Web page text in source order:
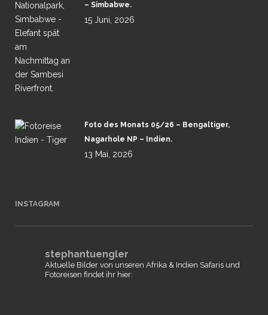
– Simbabwe.
15 Juni, 2026
Foto des Monats 05/26 – Bengaltiger,
Nagarhole NP – Indien.
13 Mai, 2026
INSTAGRAM
stephantuengler
Aktuelle Bilder von unseren Afrika & Indien Safaris und
Fotoreisen findet ihr hier: